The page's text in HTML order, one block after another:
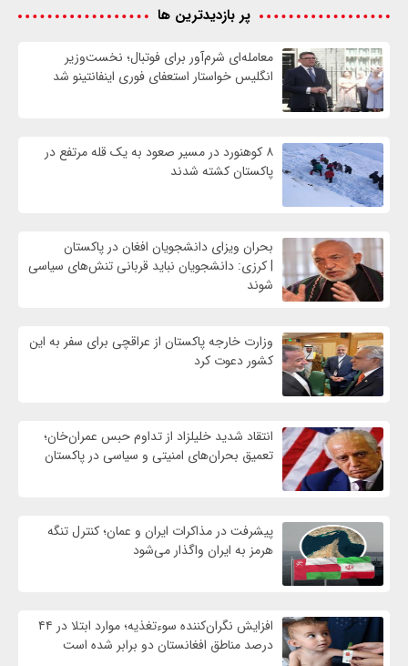
پر بازدیدترین ها
معامله‌ای شرم‌آور برای فوتبال؛ نخست‌وزیر
انگلیس خواستار استعفای فوری اینفانتینو شد
۸ کوهنورد در مسیر صعود به یک قله مرتفع در
پاکستان کشته شدند
بحران ویزای دانشجویان افغان در پاکستان
| کرزی: دانشجویان نباید قربانی تنش‌های سیاسی
شوند
وزارت خارجه پاکستان از عراقچی برای سفر به این
کشور دعوت کرد
انتقاد شدید خلیلزاد از تداوم حبس عمران‌خان؛
تعمیق بحران‌های امنیتی و سیاسی در پاکستان
پیشرفت در مذاکرات ایران و عمان؛ کنترل تنگه
هرمز به ایران واگذار می‌شود
افزایش نگران‌کننده سوءتغذیه؛ موارد ابتلا در ۴۴
درصد مناطق افغانستان دو برابر شده است